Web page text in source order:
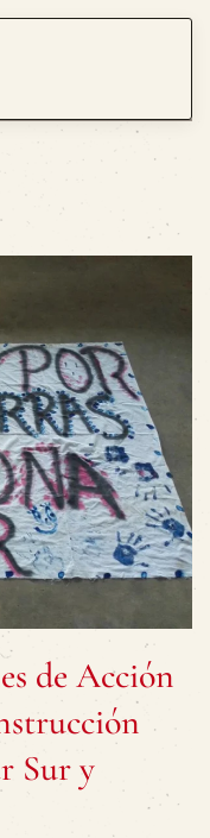
de Acción
Sur y